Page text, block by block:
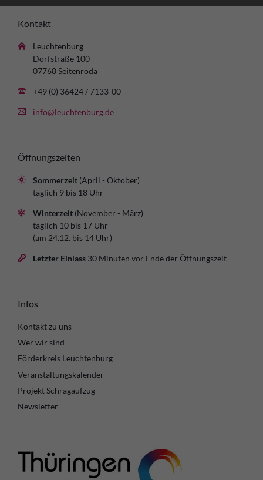
Kontakt
Leuchtenburg
Dorfstraße 100
07768 Seitenroda
+49 (0) 36424 / 7133-00
info@leuchtenburg.de
Öffnungszeiten
Sommerzeit (April - Oktober)
täglich 9 bis 18 Uhr
Winterzeit (November - März)
täglich 10 bis 17 Uhr
(am 24.12. bis 14 Uhr)
Letzter Einlass 30 Minuten vor Ende der Öffnungszeit
Infos
Kontakt zu uns
Wer wir sind
Förderkreis Leuchtenburg
Veranstaltungskalender
Projekt Schrägaufzug
Newsletter